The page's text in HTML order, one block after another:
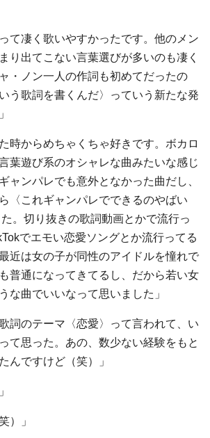
て凄く歌いやすかったです。他のメン
り出てこない言葉選びが多いのも凄く
・ノン一人の作詞も初めてだったの
う歌詞を書くんだ〉っていう新たな発
時からめちゃくちゃ好きです。ボカロ
葉遊び系のオシャレな曲みたいな感じ
ャンパレでも意外となかった曲だし、
〈これギャンパレでできるのやばい
。切り抜きの歌詞動画とかで流行っ
でエモい恋愛ソングとか流行ってる
近は女の子が同性のアイドルを憧れで
普通になってきてるし、だから若い女
な曲でいいなって思いました」
詞のテーマ〈恋愛〉って言われて、い
て思った。あの、数少ない経験をもと
んですけど（笑）」
）」